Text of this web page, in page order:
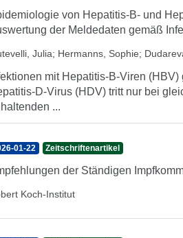
von Hepatitis-B- und
der Meldedaten gemäß
Julia; Hermanns, Sophie;
mit Hepatitis-B-Viren
D-Virus (HDV) tritt nur bei
...
01-22 Zeitschriftenartikel
der Ständigen
Koch-Institut